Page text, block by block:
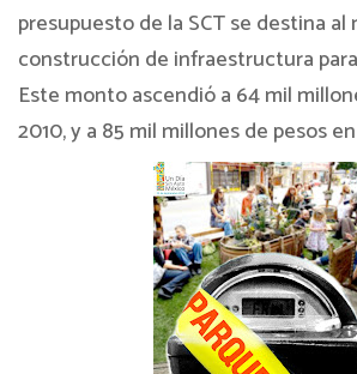
presupuesto de la SCT se destina
construcción de infraestructura
Este monto ascendió a 64 mil
2010, y a 85 mil millones de pesos en